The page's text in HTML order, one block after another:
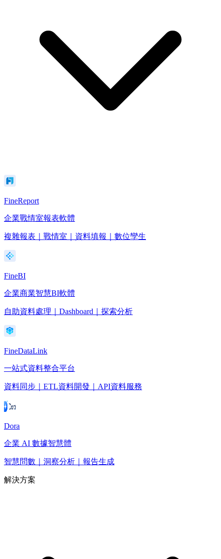
FineReport
企業戰情室報表軟體
複雜報表｜戰情室｜資料填報｜數位孿生
FineBI
企業商業智慧BI軟體
自助資料處理｜Dashboard｜探索分析
FineDataLink
一站式資料整合平台
資料同步｜ETL資料開發｜API資料服務
Dora
企業 AI 數據智慧體
智慧問數｜洞察分析｜報告生成
解決方案